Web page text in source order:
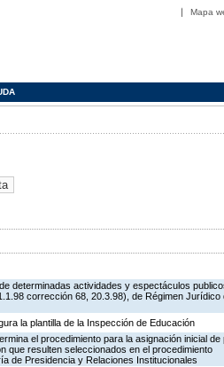
Mapa
determinadas actividades y espectáculos
corrección 68, 20.3.98), de Régimen Jurídico
la plantilla de la Inspección de Educación
el procedimiento para la asignación inicial de
que resulten seleccionados en el procedimiento
de Presidencia y Relaciones Institucionales